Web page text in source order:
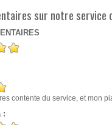
sur notre service
contente du service, et mon
: